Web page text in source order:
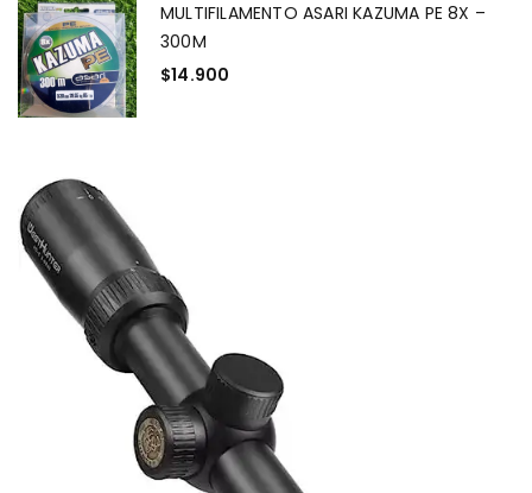
MULTIFILAMENTO ASARI KAZUMA PE 8X –
300M
$14.900